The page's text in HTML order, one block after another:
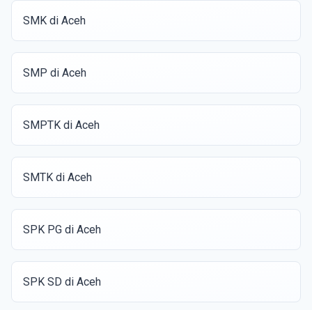
SMK di Aceh
SMP di Aceh
SMPTK di Aceh
SMTK di Aceh
SPK PG di Aceh
SPK SD di Aceh